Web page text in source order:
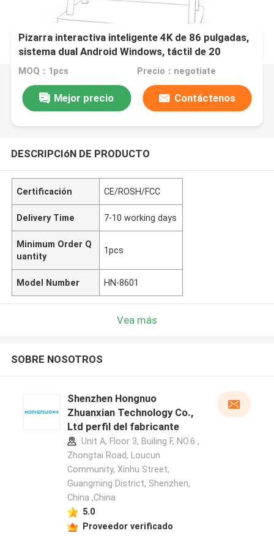
Pizarra interactiva inteligente 4K de 86 pulgadas,
sistema dual Android Windows, táctil de 20
puntos, altavoz potente
MOQ：1pcs Precio：negotiate
Mejor precio Contáctenos
DESCRIPCIóN DE PRODUCTO
Certificación CE/ROSH/FCC
Delivery Time 7-10 working days
Minimum Order Q
uantity
1pcs
Model Number HN-8601
Vea más
SOBRE NOSOTROS
Shenzhen Hongnuo
Zhuanxian Technology Co.,
Ltd perfil del fabricante
Unit A, Floor 3, Builing F, NO.6 ,
Zhongtai Road, Loucun
Community, Xinhu Street,
Guangming District, Shenzhen,
China ,China
5.0
Proveedor verificado